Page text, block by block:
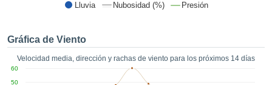
en
así como
un perfil
Lluvia Nubosidad (%) Presión
Gráfica de Viento
Velocidad media, dirección y rachas de viento para los próximos 14 días
50
60